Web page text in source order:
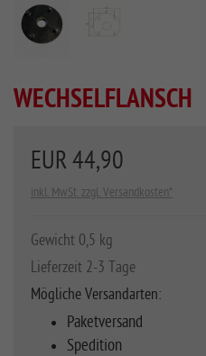
WECHSELFLANSCH
EUR 44,90
inkl. MwSt. zzgl. Versandkosten*
Gewicht 0,5 kg
Lieferzeit 2-3 Tage
Mögliche Versandarten:
Paketversand
Spedition